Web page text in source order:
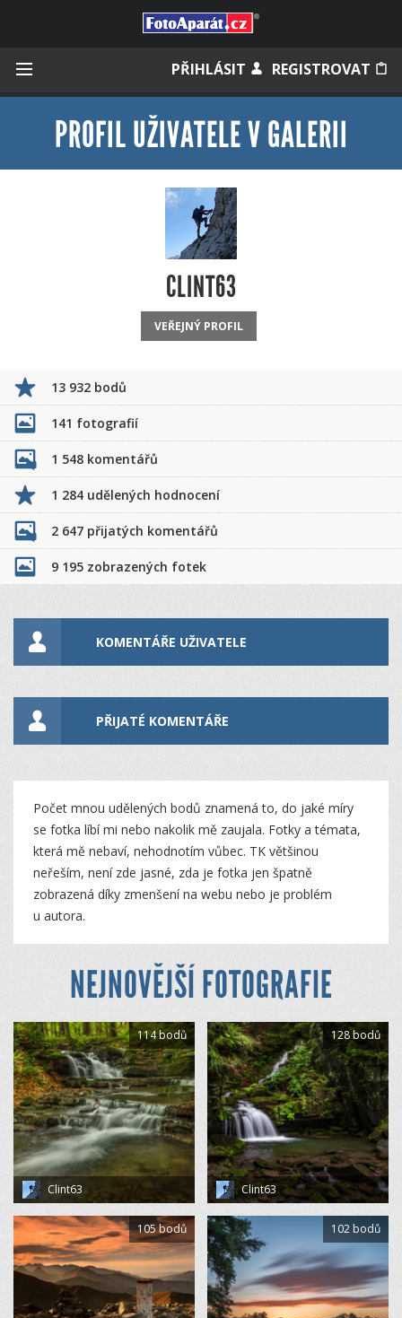
PŘIHLÁSIT REGISTROVAT
Zapomněli jste heslo?
Měli jste účet na starém webu?
PROFIL UŽIVATELE V GALERII
CLINT63
VEŘEJNÝ PROFIL
13 932 bodů
141 fotografií
1 548 komentářů
1 284 udělených hodnocení
2 647 přijatých komentářů
9 195 zobrazených fotek
KOMENTÁŘE UŽIVATELE
PŘIJATÉ KOMENTÁŘE
Počet mnou udělených bodů znamená to, do jaké míry
se fotka líbí mi nebo nakolik mě zaujala. Fotky a témata,
která mě nebaví, nehodnotím vůbec. TK většinou
neřeším, není zde jasné, zda je fotka jen špatně
zobrazená díky zmenšení na webu nebo je problém
u autora.
NEJNOVĚJŠÍ FOTOGRAFIE
Clint63
114 bodů
Clint63
128 bodů
105 bodů 102 bodů